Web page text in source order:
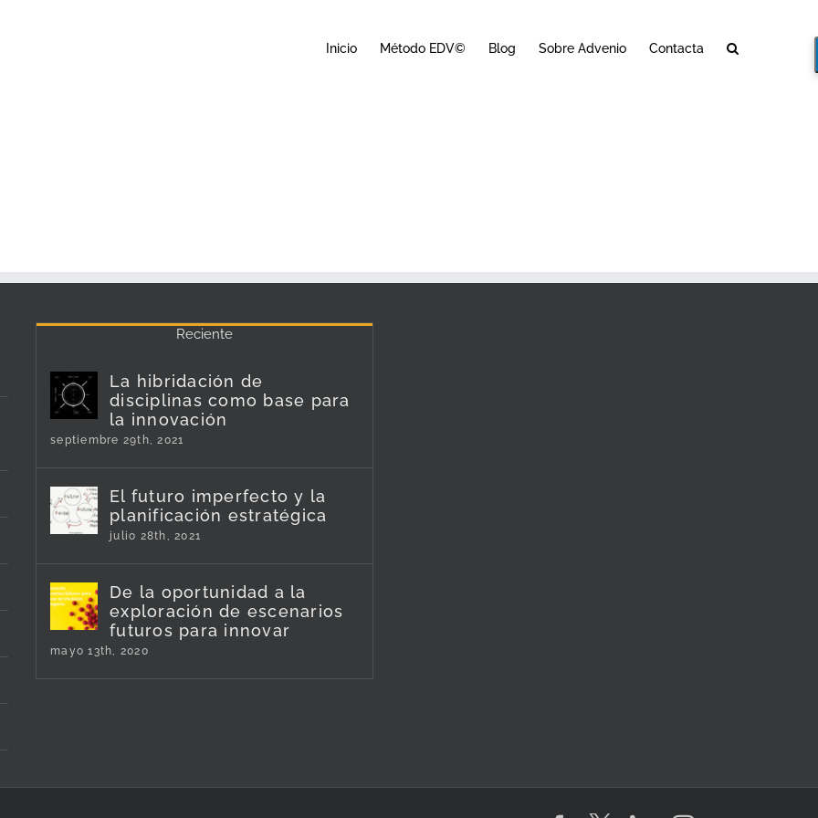
Inicio Método EDV© Blog Sobre Advenio Contacta
Reciente
La hibridación de
disciplinas como base para
la innovación
septiembre 29th, 2021
El futuro imperfecto y la
planificación estratégica
julio 28th, 2021
De la oportunidad a la
exploración de escenarios
futuros para innovar
mayo 13th, 2020